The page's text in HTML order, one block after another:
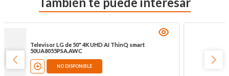
Televisor Hyundai de 50" smart led UHD 4K
HYLED5024G